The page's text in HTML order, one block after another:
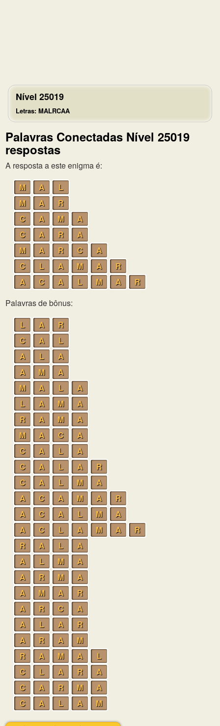
Nível 25019
Letras: MALRCAA
Palavras Conectadas Nível 25019
respostas
A resposta a este enigma é:
M
A
L
M
A
R
C
A M
A
C
A R
A
M
A R C
A
C
L A M A
R
A
C A L M A
R
Palavras de bônus:
L
A
R
C
A
L
A
L
A
A
M
A
M
A L
A
L
A M
A
R
A M
A
M
A C
A
C
A L
A
C
A L A
R
C
A L M
A
A
C A M A
R
A
C A L M
A
A
C L A M A
R
R
A L
A
A
L M
A
A
R M
A
A
M A
R
A
R C
A
A
L A
R
A
R A
M
R
A M A
L
C
L A R
A
C
A R M
A
C
A L A M